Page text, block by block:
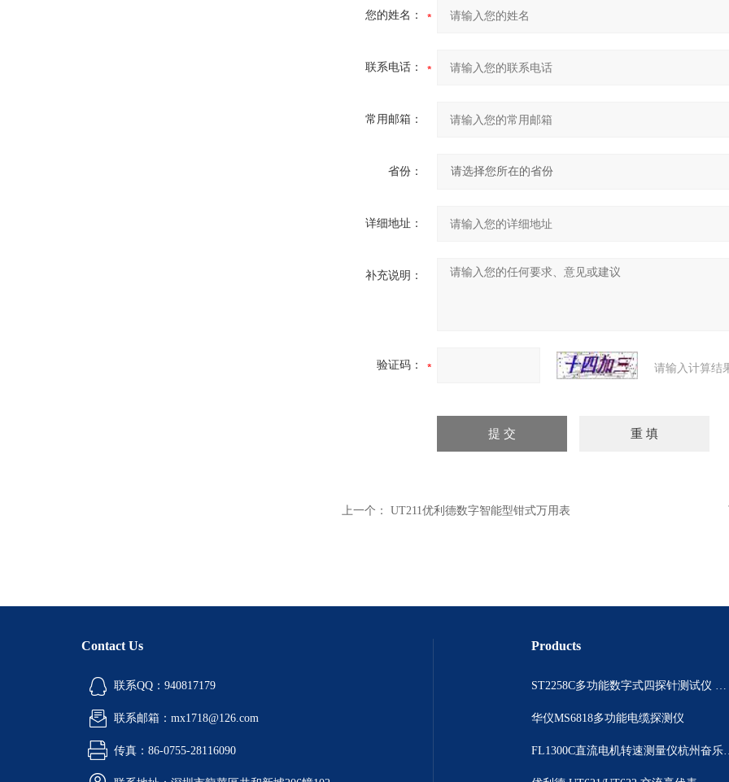
您的姓名：
联系电话：
常用邮箱：
省份：
详细地址：
补充说明：
验证码： 请输入计算结
上一个： UT211优利德数字智能型钳式万用表
Contact Us
联系QQ：940817179
联系邮箱：mx1718@126.com
传真：86-0755-28116090
Products
ST2258C多功能数字式四探针测试仪 电阻表
华仪MS6818多功能电缆探测仪
FL1300C直流